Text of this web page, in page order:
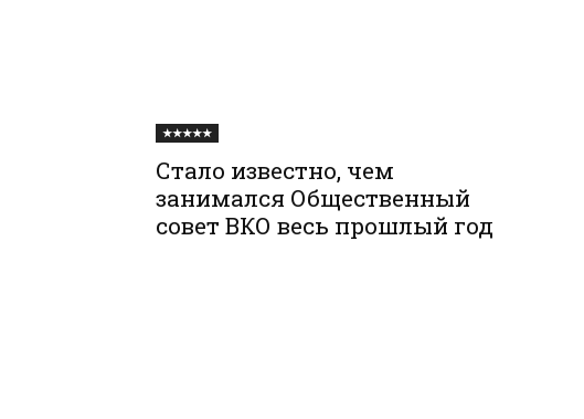
★★★★★
Стало известно, чем
занимался Общественный
совет ВКО весь прошлый год